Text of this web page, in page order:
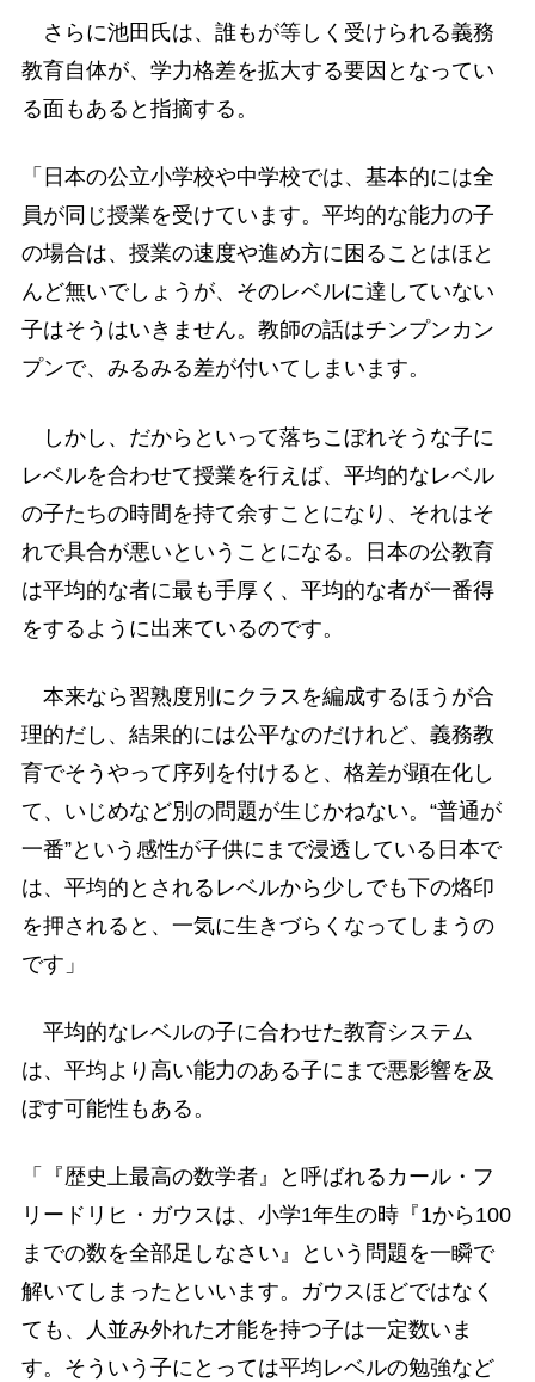
さらに池田氏は、誰もが等しく受けられる義務
教育自体が、学力格差を拡大する要因となってい
る面もあると指摘する。
「日本の公立小学校や中学校では、基本的には全
員が同じ授業を受けています。平均的な能力の子
の場合は、授業の速度や進め方に困ることはほと
んど無いでしょうが、そのレベルに達していない
子はそうはいきません。教師の話はチンプンカン
プンで、みるみる差が付いてしまいます。
しかし、だからといって落ちこぼれそうな子に
レベルを合わせて授業を行えば、平均的なレベル
の子たちの時間を持て余すことになり、それはそ
れで具合が悪いということになる。日本の公教育
は平均的な者に最も手厚く、平均的な者が一番得
をするように出来ているのです。
本来なら習熟度別にクラスを編成するほうが合
理的だし、結果的には公平なのだけれど、義務教
育でそうやって序列を付けると、格差が顕在化し
て、いじめなど別の問題が生じかねない。“普通が
一番”という感性が子供にまで浸透している日本で
は、平均的とされるレベルから少しでも下の烙印
を押されると、一気に生きづらくなってしまうの
です」
平均的なレベルの子に合わせた教育システム
は、平均より高い能力のある子にまで悪影響を及
ぼす可能性もある。
「『歴史上最高の数学者』と呼ばれるカール・フ
リードリヒ・ガウスは、小学1年生の時『1から100
までの数を全部足しなさい』という問題を一瞬で
解いてしまったといいます。ガウスほどではなく
ても、人並み外れた才能を持つ子は一定数いま
す。そういう子にとっては平均レベルの勉強など